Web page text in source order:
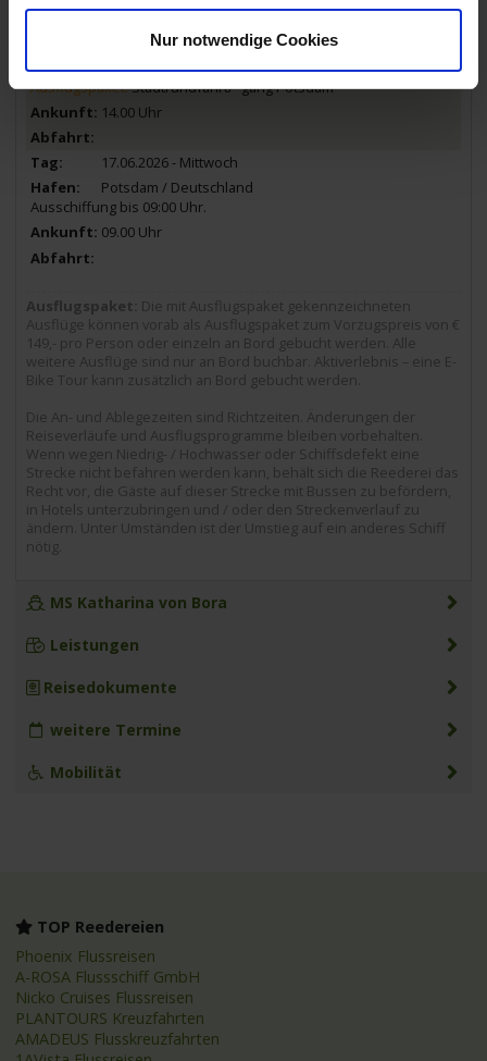
Nur notwendige Cookies
06.00 Uhr
16.06.2026 - Dienstag
Potsdam / Deutschland
Ausflugspaket:Stadtrundfahrt/ -gang Potsdam
14.00 Uhr
17.06.2026 - Mittwoch
Potsdam / Deutschland
Ausschiffung bis 09:00 Uhr.
09.00 Uhr
Ausflugspaket: Die mit Ausflugspaket gekennzeichneten
Ausflüge können vorab als Ausflugspaket zum Vorzugspreis von €
149,- pro Person oder einzeln an Bord gebucht werden. Alle
weitere Ausflüge sind nur an Bord buchbar. Aktiverlebnis – eine E-
Bike Tour kann zusätzlich an Bord gebucht werden.
Die An- und Ablegezeiten sind Richtzeiten. Änderungen der
Reiseverläufe und Ausflugsprogramme bleiben vorbehalten.
Wenn wegen Niedrig- / Hochwasser oder Schiffsdefekt eine
Strecke nicht befahren werden kann, behält sich die Reederei das
Recht vor, die Gäste auf dieser Strecke mit Bussen zu befördern,
in Hotels unterzubringen und / oder den Streckenverlauf zu
ändern. Unter Umständen ist der Umstieg auf ein anderes Schiff
nötig.
MS Katharina von Bora
Leistungen
Reisedokumente
weitere Termine
Mobilität
TOP Reedereien
Phoenix Flussreisen
A-ROSA Flussschiff GmbH
Nicko Cruises Flussreisen
PLANTOURS Kreuzfahrten
AMADEUS Flusskreuzfahrten